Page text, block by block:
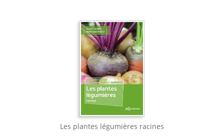
Les plantes légumières racines